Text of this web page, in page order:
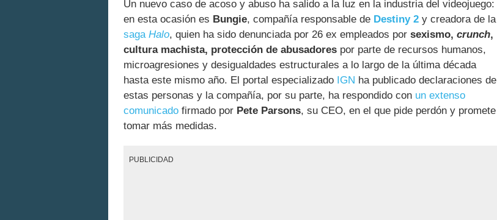
Un nuevo caso de acoso y abuso ha salido a la luz en la industria del videojuego:
en esta ocasión es Bungie, compañía responsable de Destiny 2 y creadora de la
saga Halo, quien ha sido denunciada por 26 ex empleados por sexismo, crunch,
cultura machista, protección de abusadores por parte de recursos humanos,
microagresiones y desigualdades estructurales a lo largo de la última década
hasta este mismo año. El portal especializado IGN ha publicado declaraciones de
estas personas y la compañía, por su parte, ha respondido con un extenso
comunicado firmado por Pete Parsons, su CEO, en el que pide perdón y promete
tomar más medidas.
PUBLICIDAD